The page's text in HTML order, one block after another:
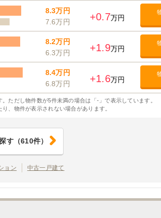
8.3万円
7.6万円
+0.7万円
8.2万円
6.3万円
+1.9万円
8.4万円
6.8万円
+1.6万円
ただし物件数が5件未満の場合は「-」で表示しています。
、物件が表示されない場合があります。
す（610件）
ョン 中古一戸建て